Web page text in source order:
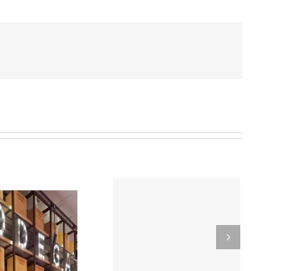
Trabaja
con
como
herramienta